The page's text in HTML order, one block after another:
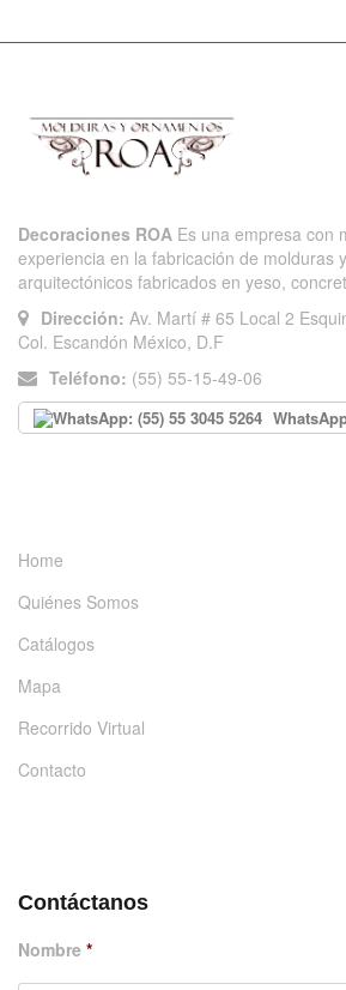
Decoraciones ROA Es una empresa con
experiencia en la fabricación de molduras
arquitectónicos fabricados en yeso,
Dirección: Av. Martí # 65 Local 2
Col. Escandón México, D.F
Teléfono: (55) 55-15-49-06
Home
Quiénes Somos
Catálogos
Mapa
Recorrido Virtual
Contacto
Contáctanos
Nombre *